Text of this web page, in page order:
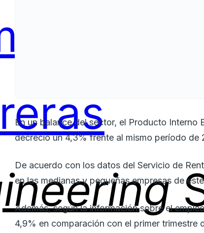
En un balance del sector, el Producto
decreció un 4,3% frente al mismo período de
De acuerdo con los datos del Servicio de
en las medianas y pequeñas empresas de
Además, según la información sobre el
4,9% en comparación con el primer trimestre